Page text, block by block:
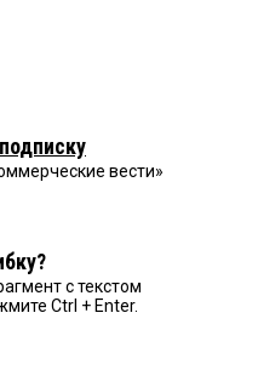
вести»
с текстом
Ctrl + Enter.